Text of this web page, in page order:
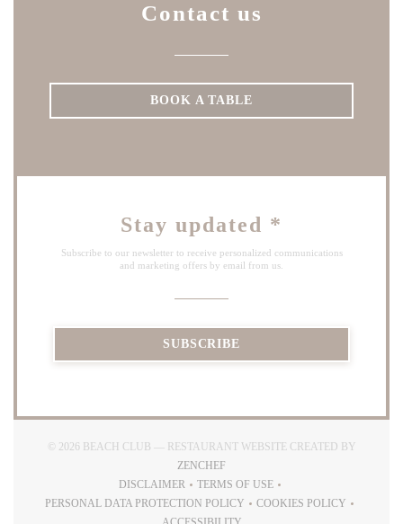
Contact us
BOOK A TABLE
Stay updated *
Subscribe to our newsletter to receive personalized communications
and marketing offers by email from us.
SUBSCRIBE
© 2026 BEACH CLUB — RESTAURANT WEBSITE CREATED BY
ZENCHEF
DISCLAIMER
TERMS OF USE
PERSONAL DATA PROTECTION POLICY
COOKIES POLICY